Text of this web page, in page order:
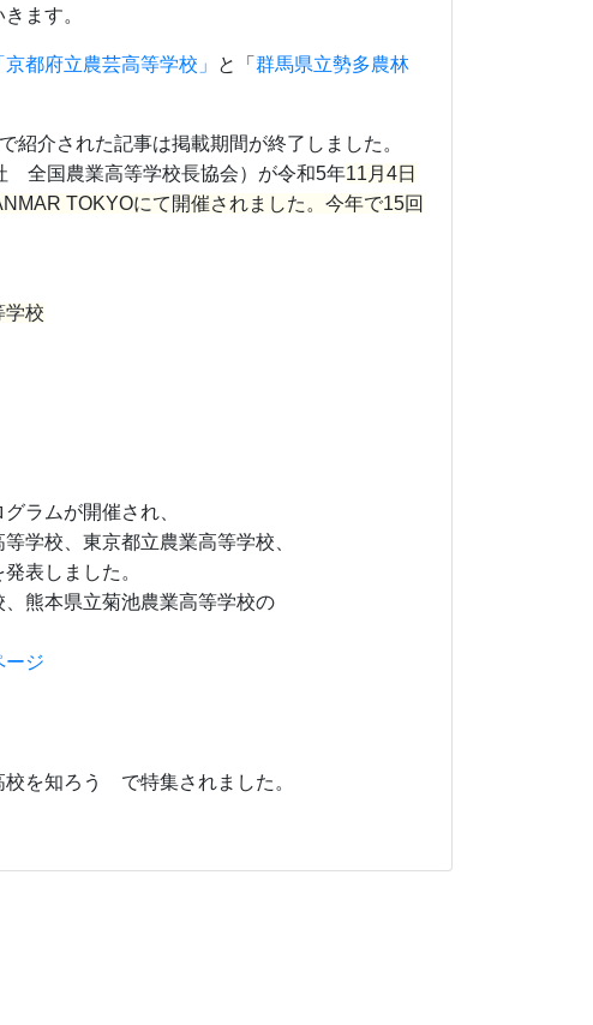
ます。
京都府立農芸高等学校」 と「 群馬県立勢多農林
で紹介された記事は掲載期間が終了しました。
全国農業高等学校長協会）が令和5年11月4日
TOKYOにて開催されました。今年で15回
学校
ラムが開催され、
学校、東京都立農業高等学校、
表しました。
熊本県立菊池農業高等学校の
ージ
を知ろう で特集されました。